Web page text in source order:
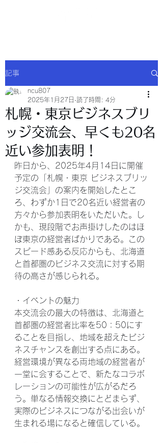
記事
札幌・東京ビジネスブリ
ッジ交流会、早くも20名
近い参加表明！
ncu807
2025年1月27日 読了時間: 4分
昨日から、2025年4月14日に開催
予定の「札幌・東京 ビジネスブリッ
ジ交流会」の案内を開始したとこ
ろ、わずか1日で20名近い経営者の
方々から参加表明をいただいた。し
かも、現段階でお声掛けしたのはほ
ぼ東京の経営者ばかりである。この
スピード感ある反応からも、北海道
と首都圏のビジネス交流に対する期
待の高さが感じられる。
・イベントの魅力
本交流会の最大の特徴は、北海道と
首都圏の経営者比率を50：50にす
ることを目指し、地域を超えたビジ
ネスチャンスを創出する点にある。
経営環境が異なる両地域の経営者が
一堂に会することで、新たなコラボ
レーションの可能性が広がるだろ
う。単なる情報交換にとどまらず、
実際のビジネスにつながる出会いが
生まれる場になると確信している。